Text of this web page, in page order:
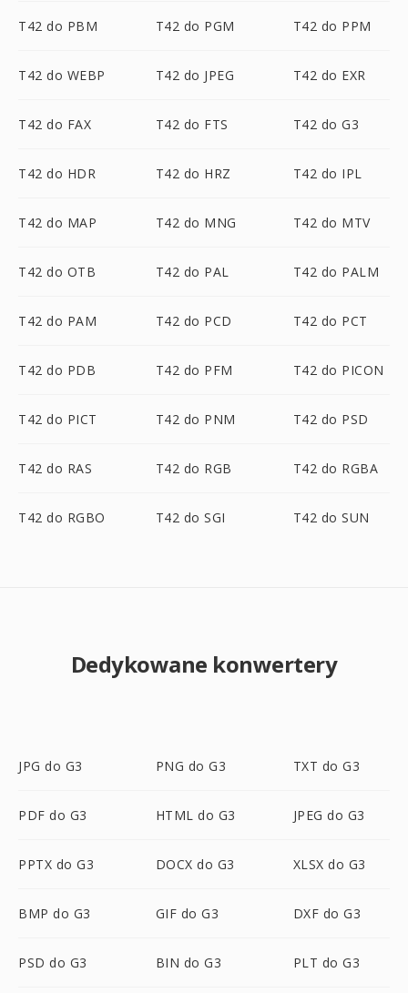
T42 do PBM T42 do PGM T42 do PPM
T42 do WEBP T42 do JPEG T42 do EXR
T42 do FAX T42 do FTS T42 do G3
T42 do HDR T42 do HRZ T42 do IPL
T42 do MAP T42 do MNG T42 do MTV
T42 do OTB T42 do PAL T42 do PALM
T42 do PAM T42 do PCD T42 do PCT
T42 do PDB T42 do PFM T42 do PICON
T42 do PICT T42 do PNM T42 do PSD
T42 do RAS T42 do RGB T42 do RGBA
T42 do RGBO T42 do SGI T42 do SUN
Dedykowane konwertery
JPG do G3 PNG do G3 TXT do G3
PDF do G3 HTML do G3 JPEG do G3
PPTX do G3 DOCX do G3 XLSX do G3
BMP do G3 GIF do G3 DXF do G3
PSD do G3 BIN do G3 PLT do G3